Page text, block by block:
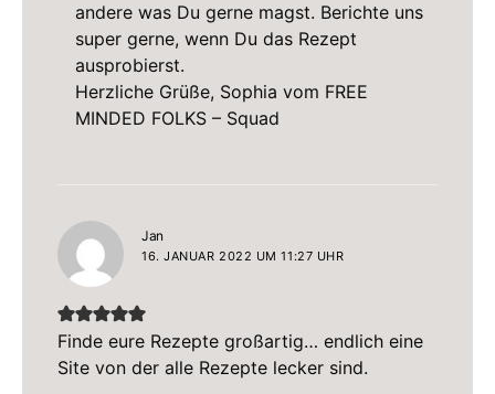
andere was Du gerne magst. Berichte uns
super gerne, wenn Du das Rezept
ausprobierst.
Herzliche Grüße, Sophia vom FREE
MINDED FOLKS – Squad
Jan
16. JANUAR 2022 UM 11:27 UHR
Finde eure Rezepte großartig… endlich eine
Site von der alle Rezepte lecker sind.